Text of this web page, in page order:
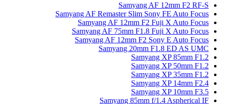
Samyang AF 12mm F2 RF-S
Samyang AF Remaster Slim Sony FE Auto Focus
Samyang AF 12mm F2 Fuji X Auto Focus
Samyang AF 75mm F1.8 Fuji X Auto Focus
Samyang AF 12mm F2 Sony E Auto Focus
Samyang 20mm F1.8 ED AS UMC
Samyang XP 85mm F1.2
Samyang XP 50mm F1.2
Samyang XP 35mm F1.2
Samyang XP 14mm F2.4
Samyang XP 10mm F3.5
Samyang 85mm f/1.4 Aspherical IF